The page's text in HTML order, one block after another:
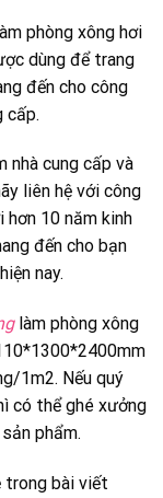
phòng xông hơi
dùng để trang
đến cho công
cấp.
nhà cung cấp và
liên hệ với công
hơn 10 năm kinh
đến cho bạn
nay.
làm phòng xông
1m2. Nếu quý
có thể ghé xưởng
phẩm.
trong bài viết